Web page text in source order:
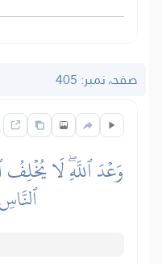
صفحہ نمبر: 405
وَعۡدَ ٱللَّهِۖ لَا